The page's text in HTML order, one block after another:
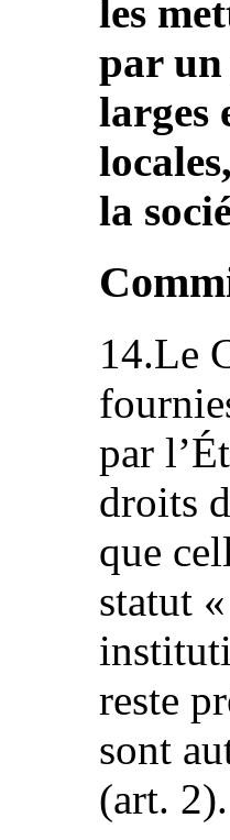
les
par un
larges
la
14.Le
par
droits
que
statut
reste
sont
(art. 2).